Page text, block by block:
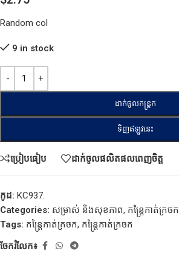
Random col
9 in stock
ដាក់ចូលកន្ត្រក
ទិញឥឡូវនេះ
ប្រៀបធៀប ដាក់ចូលផលិតផលពេញចិត្ត
កូដ: KC937.
Categories: សម្រាស់ និងសុខភាព, កន្ត្រៃកាត់ក្រចក
Tags: កន្ត្រៃកាត់ក្រចក, កន្ត្រៃកាត់ក្រចក
ចែករំលែក៖